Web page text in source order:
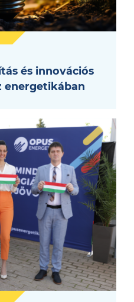
és innovációs
energetikában